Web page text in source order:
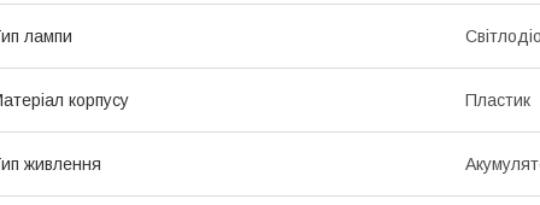
лампи
корпусу Пластик
живлення